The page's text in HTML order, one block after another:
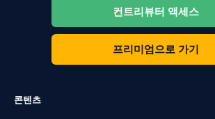
컨트리뷰터 액세스
프리미엄으로 가기
콘텐츠